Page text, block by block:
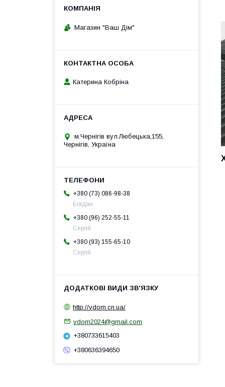
Магазин "Ваш Дім"
Катерина Кобріна
м.Чернігів вул.Любецька,155,
Чернігів, Україна
+380 (73) 086-98-38
Богдан
+380 (96) 252-55-11
Сергій
+380 (93) 155-65-10
Сергій
http://vdom.cn.ua/
vdom2024@gmail.com
+380733615403
+380636394650